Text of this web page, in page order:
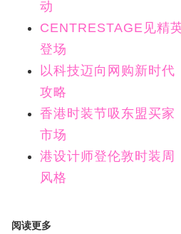
动
CENTRESTAGE见精
登场
以科技迈向网购新时
攻略
香港时装节吸东盟买
市场
港设计师登伦敦时装
风格
阅读更多